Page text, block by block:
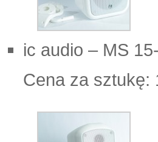
ic audio – MS
Cena za sztukę: